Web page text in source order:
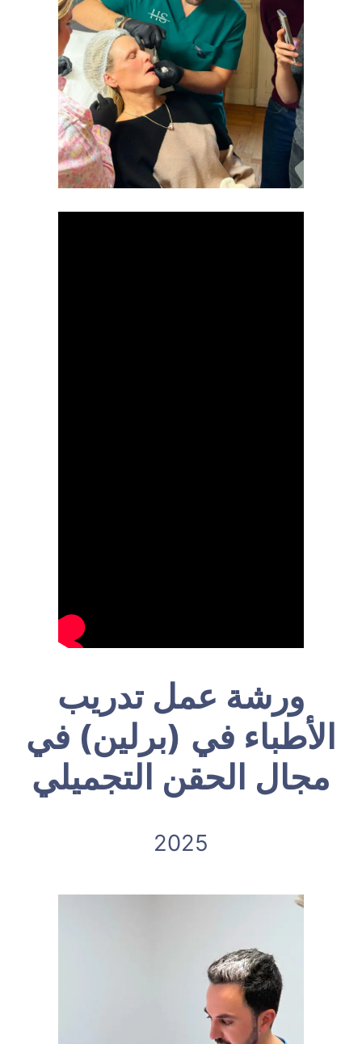
ورشة عمل تدريب
الأطباء في (برلين) في
مجال الحقن التجميلي
2025